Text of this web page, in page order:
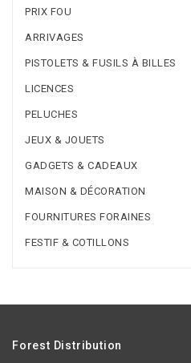
PRIX FOU
ARRIVAGES
PISTOLETS & FUSILS À BILLES
LICENCES
PELUCHES
JEUX & JOUETS
GADGETS & CADEAUX
MAISON & DÉCORATION
FOURNITURES FORAINES
FESTIF & COTILLONS
Forest Distribution